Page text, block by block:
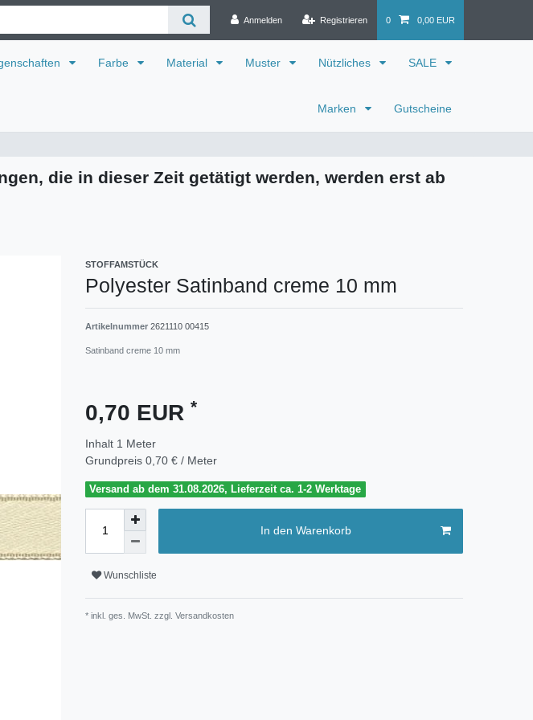
Anmelden Registrieren 0 0,00 EUR
Farbe Material Muster Nützliches SALE
Marken Gutscheine
die in dieser Zeit getätigt werden, werden erst ab
STOFFAMSTÜCK
Polyester Satinband creme 10 mm
Artikelnummer 2621110 00415
Satinband creme 10 mm
0,70 EUR *
Inhalt 1 Meter
Grundpreis 0,70 € / Meter
Versand ab dem 31.08.2026, Lieferzeit ca. 1-2 Werktage
In den Warenkorb
Wunschliste
* inkl. ges. MwSt. zzgl. Versandkosten